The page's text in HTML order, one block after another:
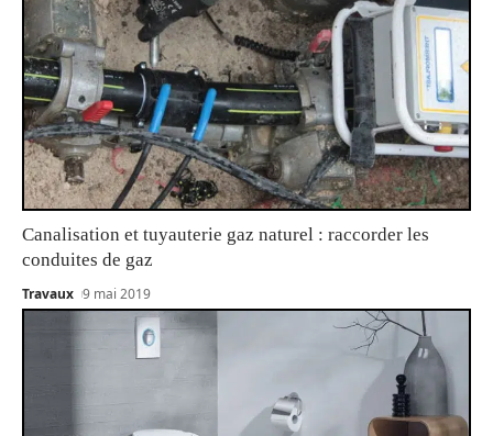
Canalisation et tuyauterie gaz naturel : raccorder les
conduites de gaz
Travaux 9 mai 2019